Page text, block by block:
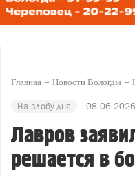
Главная Новости Вологды
На злобу дня
Лавров
решается в